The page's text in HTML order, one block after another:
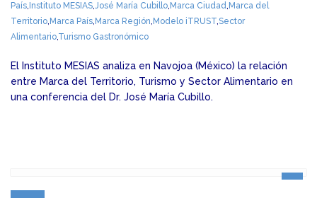
País, Instituto MESIAS,José María Cubillo, Marca Ciudad, Marca del
Territorio, Marca País, Marca Región, Modelo iTRUST,Sector
Alimentario,Turismo Gastronómico
El Instituto MESIAS analiza en Navojoa (México) la relación
entre Marca del Territorio, Turismo y Sector Alimentario en
una conferencia del Dr. José María Cubillo.